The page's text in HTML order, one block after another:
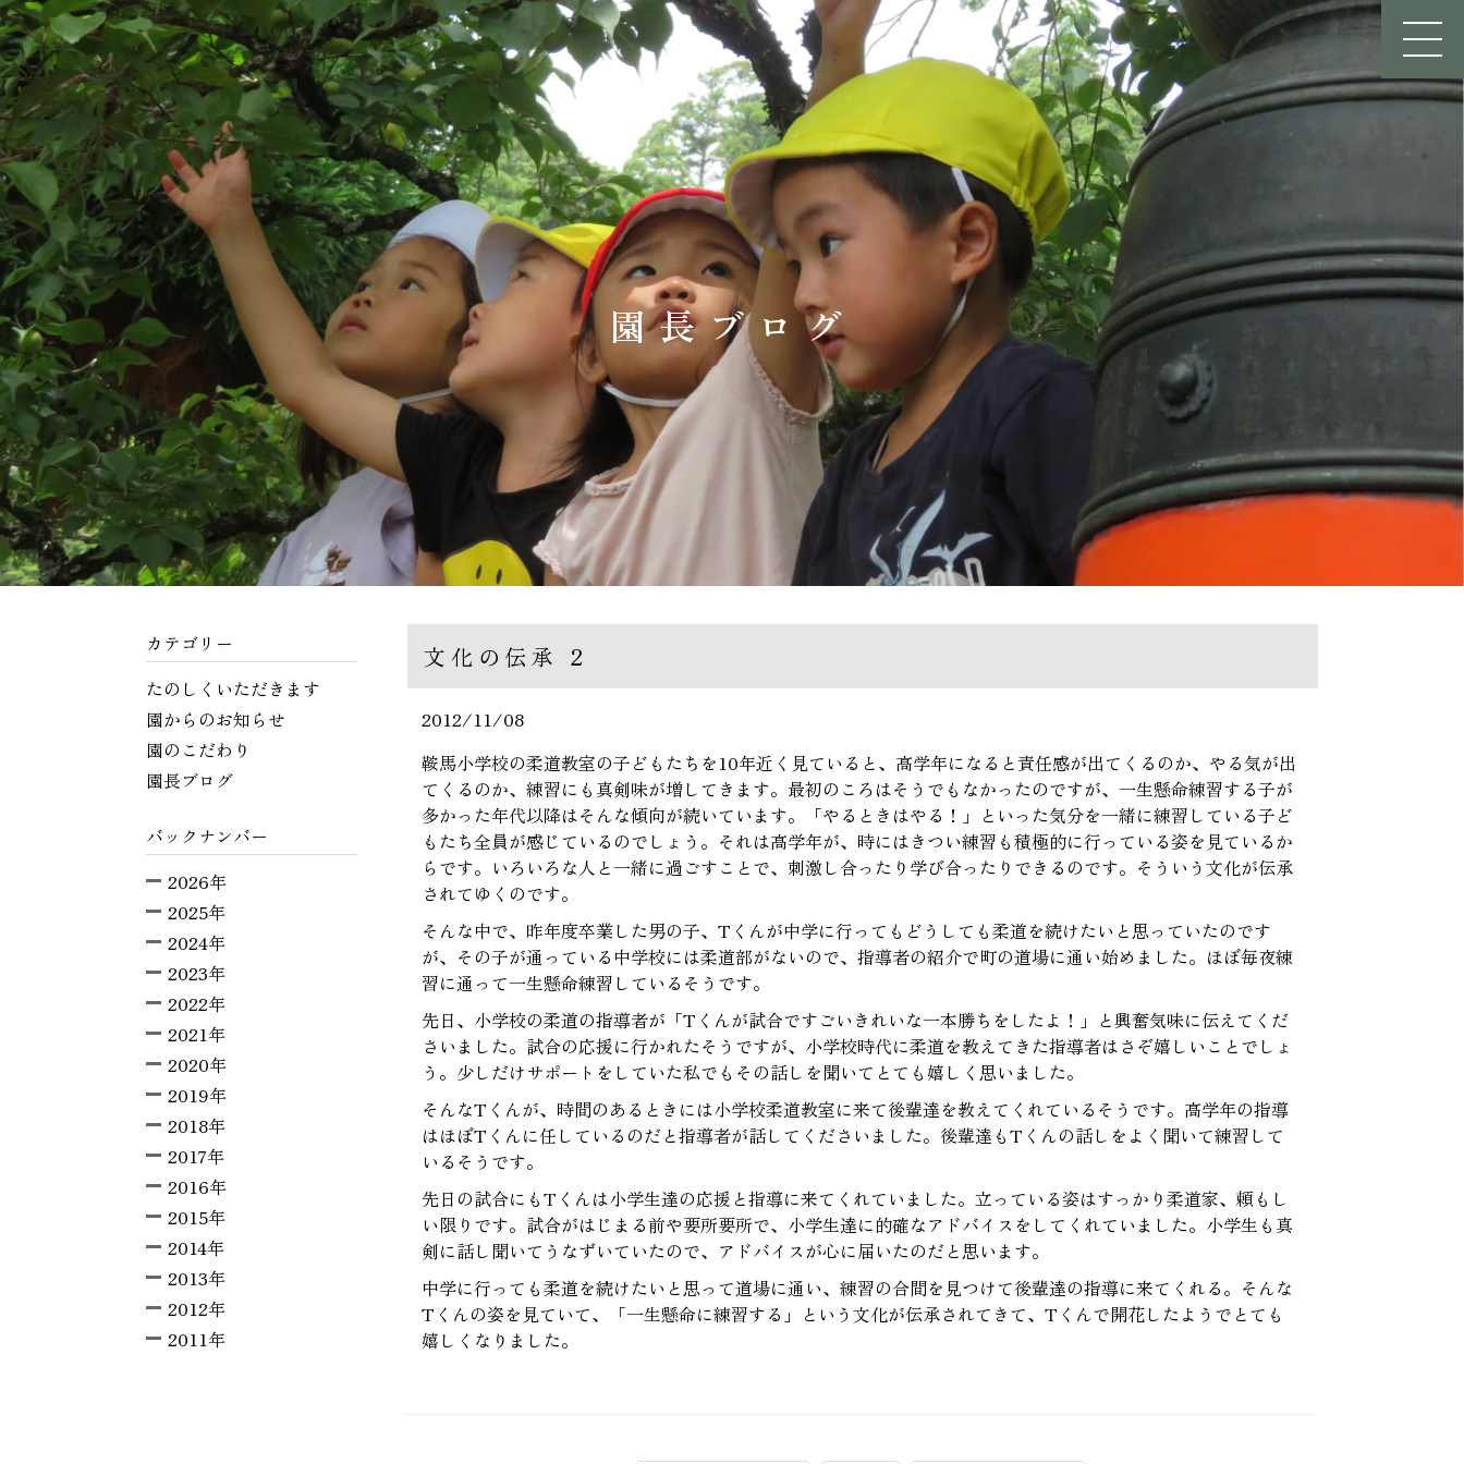
園長ブログ
文化の伝承 2
2012/11/08
鞍馬小学校の柔道教室の子どもたちを10年近く見ていると、高学年になると責任感が出てくるのか、やる気が出
てくるのか、練習にも真剣味が増してきます。最初のころはそうでもなかったのですが、一生懸命練習する子が
多かった年代以降はそんな傾向が続いています。「やるときはやる！」といった気分を一緒に練習している子ど
もたち全員が感じているのでしょう。それは高学年が、時にはきつい練習も積極的に行っている姿を見ているか
らです。いろいろな人と一緒に過ごすことで、刺激し合ったり学び合ったりできるのです。そういう文化が伝承
されてゆくのです。
そんな中で、昨年度卒業した男の子、Tくんが中学に行ってもどうしても柔道を続けたいと思っていたのです
が、その子が通っている中学校には柔道部がないので、指導者の紹介で町の道場に通い始めました。ほぼ毎夜練
習に通って一生懸命練習しているそうです。
先日、小学校の柔道の指導者が「Tくんが試合ですごいきれいな一本勝ちをしたよ！」と興奮気味に伝えてくだ
さいました。試合の応援に行かれたそうですが、小学校時代に柔道を教えてきた指導者はさぞ嬉しいことでしょ
う。少しだけサポートをしていた私でもその話しを聞いてとても嬉しく思いました。
そんなTくんが、時間のあるときには小学校柔道教室に来て後輩達を教えてくれているそうです。高学年の指導
はほぼTくんに任しているのだと指導者が話してくださいました。後輩達もTくんの話しをよく聞いて練習して
いるそうです。
先日の試合にもTくんは小学生達の応援と指導に来てくれていました。立っている姿はすっかり柔道家、頼もし
い限りです。試合がはじまる前や要所要所で、小学生達に的確なアドバイスをしてくれていました。小学生も真
剣に話し聞いてうなずいていたので、アドバイスが心に届いたのだと思います。
中学に行っても柔道を続けたいと思って道場に通い、練習の合間を見つけて後輩達の指導に来てくれる。そんな
Tくんの姿を見ていて、「一生懸命に練習する」という文化が伝承されてきて、Tくんで開花したようでとても
嬉しくなりました。
カテゴリー
たのしくいただきます
園からのお知らせ
園のこだわり
園長ブログ
バックナンバー
2026年
2025年
2024年
2023年
2022年
2021年
2020年
2019年
2018年
2017年
2016年
2015年
2014年
2013年
2012年
2011年